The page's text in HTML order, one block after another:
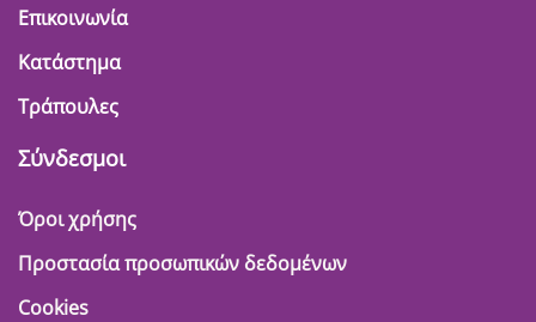
Επικοινωνία
Κατάστημα
Τράπουλες
Σύνδεσμοι
Όροι χρήσης
Προστασία προσωπικών δεδομένων
Cookies